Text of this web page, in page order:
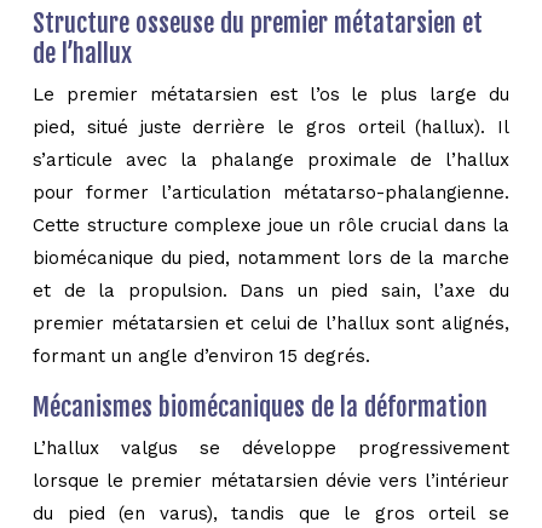
Structure osseuse du premier métatarsien et
de l’hallux
Le premier métatarsien est l’os le plus large du
pied, situé juste derrière le gros orteil (hallux). Il
s’articule avec la phalange proximale de l’hallux
pour former l’articulation métatarso-phalangienne.
Cette structure complexe joue un rôle crucial dans la
biomécanique du pied, notamment lors de la marche
et de la propulsion. Dans un pied sain, l’axe du
premier métatarsien et celui de l’hallux sont alignés,
formant un angle d’environ 15 degrés.
Mécanismes biomécaniques de la déformation
L’hallux valgus se développe progressivement
lorsque le premier métatarsien dévie vers l’intérieur
du pied (en varus), tandis que le gros orteil se